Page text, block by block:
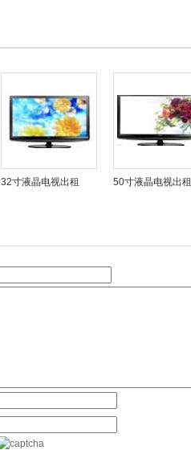
32寸液晶电视出租 50寸液晶电视出租